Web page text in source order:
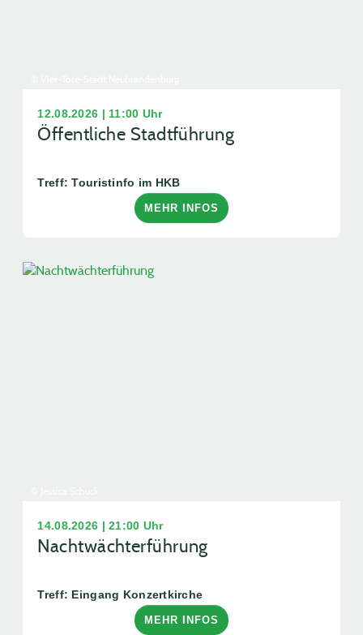
12.08.2026 | 11:00 Uhr
Öffentliche Stadtführung
Treff: Touristinfo im HKB
MEHR INFOS
14.08.2026 | 21:00 Uhr
Nachtwächterführung
Treff: Eingang Konzertkirche
MEHR INFOS